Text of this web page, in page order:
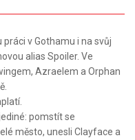
práci v Gothamu i na svůj
alias Spoiler. Ve
Azraelem a Orphan
pomstít se
město, unesli Clayface a